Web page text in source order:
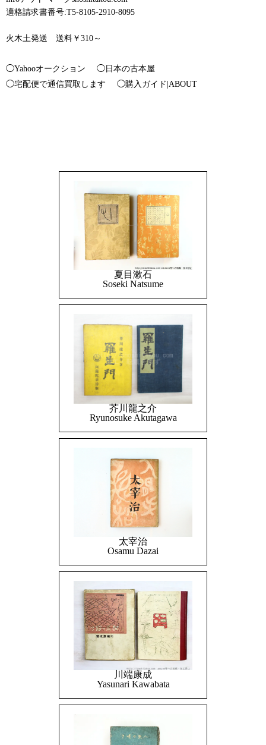
適格請求書番号:T5-8105-2910-8095
火木土発送 送料￥310～
◯Yahooオークション
◯日本の古本屋
◯宅配便で通信買取します
◯購入ガイド|ABOUT
夏目漱石
Soseki Natsume
芥川龍之介
Ryunosuke Akutagawa
太宰治
Osamu Dazai
川端康成
Yasunari Kawabata